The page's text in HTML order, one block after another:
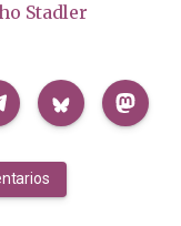
Stadler